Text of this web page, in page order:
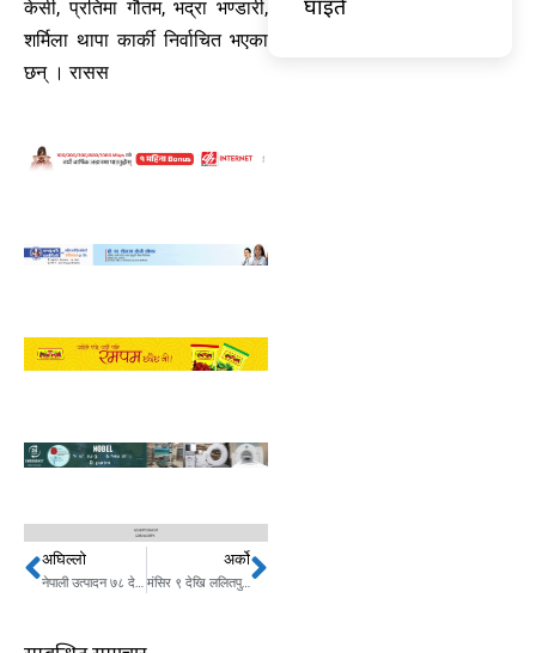
केसी, प्रतिमा गौतम, भद्रा भण्डारी,
शर्मिला थापा कार्की निर्वाचित भएका
छन् । रासस
Prev
अघिल्लो अर्को
मंसिर ९ देखि ललितपुरमा एशिया सेल्टर फोरम वार्षिक सम्मेलन हुने Next